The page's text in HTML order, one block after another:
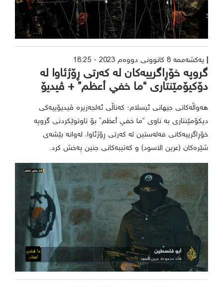
یەکشەممە 8 کانوونی دووەم 2023 - 18:25
گروپە خۆڕاگرییەکان لە کەرتی ڕۆژئاوا لە
دۆکیۆمێنتاری “ما خفي أعظم” + ڤیدیۆ
هەواڵەکانی جیهانی ئیسلام؛ کەناڵی ئەلجەزیرە ڤیدیۆییەکی
دیکۆمێنتاری بە ناوی “ما خفي أعظم” بۆ تاوتوێکردنی گروپە
خۆڕاگرییەکانی فەلەستین لە کەرتی ڕۆژئاوا، لەوانە بێشەی
شێرەکان (عرین الاسود) و کەتیبەکانی جنین پەخش کرد.